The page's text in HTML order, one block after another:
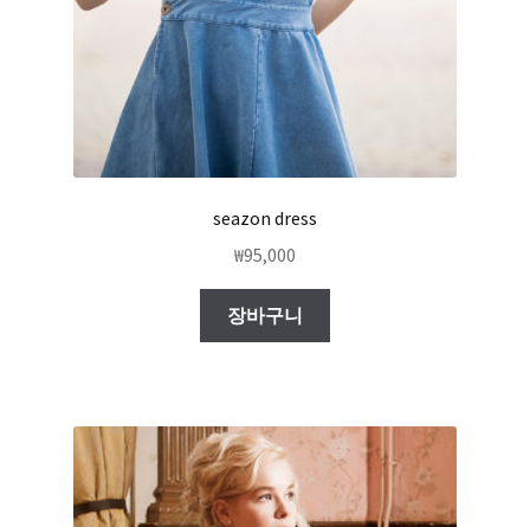
seazon dress
₩95,000
장바구니